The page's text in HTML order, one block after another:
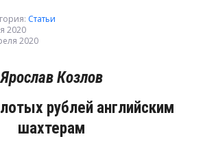
Статьи
2020
2020
Ярослав Козлов
рублей английским
шахтерам